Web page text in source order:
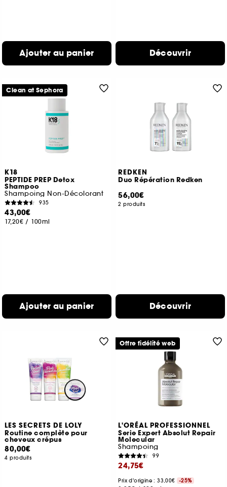
Ajouter au panier Découvrir
K18
PEPTIDE PREP Detox
Shampoo
Shampoing Non-Décolorant
935
43,00€
17,20€ / 100ml
Ajouter au panier
Clean at Sephora
REDKEN
Duo Répération Redken
56,00€
2 produits
Découvrir
LES SECRETS DE LOLY
Routine complète pour
cheveux crépus
80,00€
4 produits
L'ORÉAL PROFESSIONNEL
Serie Expert Absolut Repair
Molecular
Shampoing
99
24,75€
Prix d'origine : 33,00€ -25%
Offre fidélité web